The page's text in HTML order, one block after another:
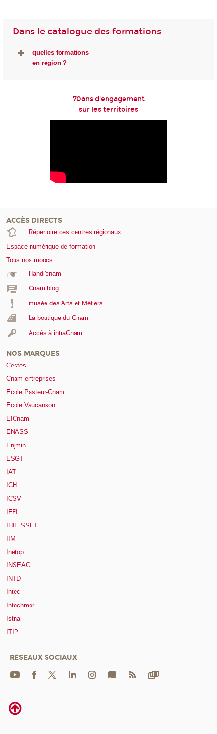
Dans le catalogue des formations
quelles formations
en région ?
70ans d'engagement
sur les territoires
ACCÈS DIRECTS
Répertoire des centres régionaux
Espace numérique de formation
Tous nos moocs
Handi'cnam
Cnam blog
musée des Arts et Métiers
La boutique du Cnam
Accès à intraCnam
NOS MARQUES
Cestes
Cnam entreprises
Ecole Pasteur-Cnam
Ecole Vaucanson
EICnam
ENASS
Enjmin
ESGT
IAT
ICH
ICSV
IFFI
IHIE-SSET
IIM
Inetop
INSEAC
INTD
Intec
Intechmer
Istna
ITIP
RÉSEAUX SOCIAUX